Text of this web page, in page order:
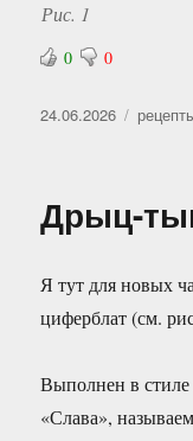
Рис. 1
0 0
Опубликовано
24.06.2026
Дрыц-
Я тут для новых
циферблат (см.
Выполнен в стиле
«Слава»,